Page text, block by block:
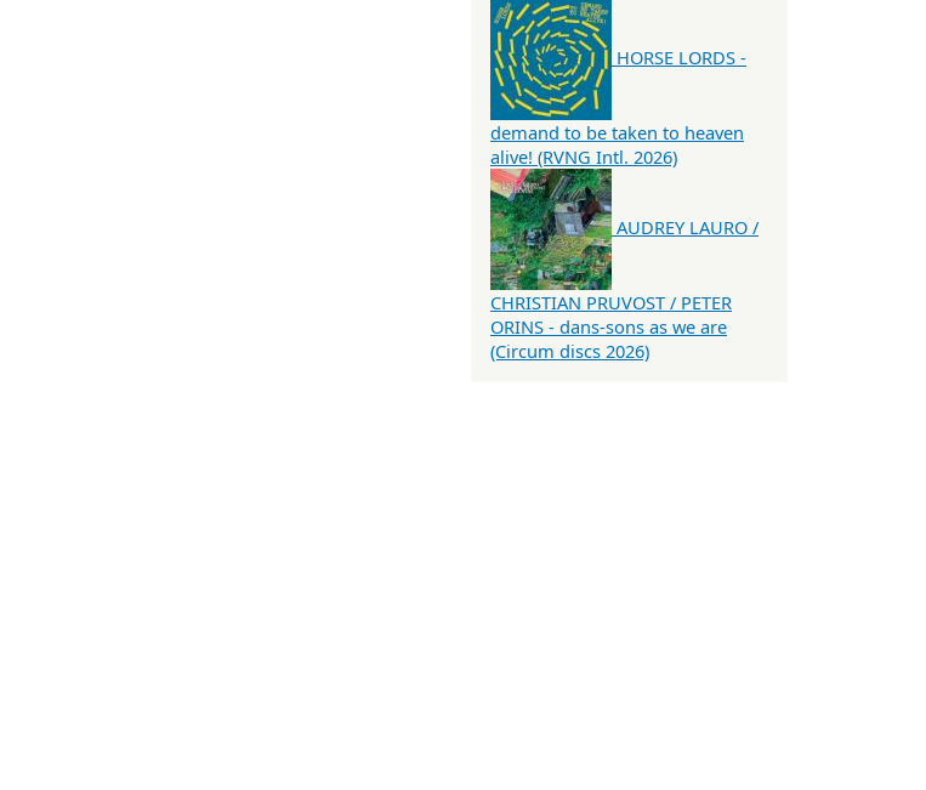
HORSE LORDS -
demand to be taken to heaven
alive! (RVNG Intl. 2026)
AUDREY LAURO /
CHRISTIAN PRUVOST / PETER
ORINS - dans-sons as we are
(Circum discs 2026)